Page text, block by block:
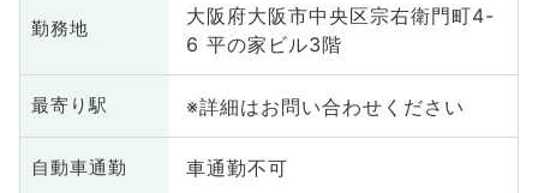
勤務地
大阪府大阪市中央区宗右衛門町4-
6 平の家ビル3階
最寄り駅 ※詳細はお問い合わせください
自動車通勤 車通勤不可